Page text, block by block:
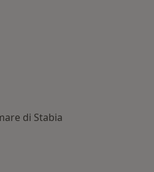
di Stabia